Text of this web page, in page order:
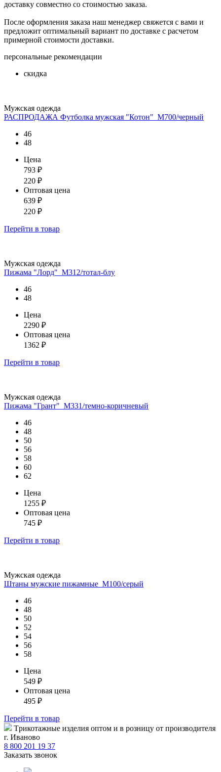
доставку совместно со стоимостью заказа.
После оформления заказа наш менеджер свяжется с вами и
предложит оптимальный вариант по доставке с расчетом
примерной стоимости доставки.
персональные рекомендации
скидка
Мужская одежда
РАСПРОДАЖА Футболка мужская "Котон"_М700/черный
46
48
Цена
793 ₽
220 ₽
Оптовая цена
639 ₽
220 ₽
Перейти в товар
Мужская одежда
Пижама "Лорд"_М312/тотал-блу
46
48
Цена
2290 ₽
Оптовая цена
1362 ₽
Перейти в товар
Мужская одежда
Пижама "Грант"_М331/темно-коричневый
46
48
50
56
58
60
62
Цена
1255 ₽
Оптовая цена
745 ₽
Перейти в товар
Мужская одежда
Штаны мужские пижамные_М100/серый
46
48
50
52
54
56
58
Цена
549 ₽
Оптовая цена
495 ₽
Перейти в товар
Tрикотажные изделия оптом и в розницу от производителя
г. Иваново
8 800 201 19 37
Заказать звонок